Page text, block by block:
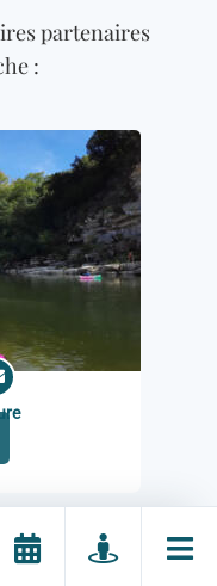
partenaires
: